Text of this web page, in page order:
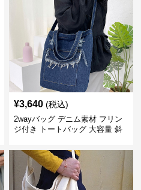
¥3,640 (税込)
2wayバッグ デニム素材 フリン
ジ付き トートバッグ 大容量 斜